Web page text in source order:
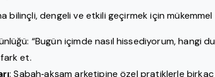
bilinçli, dengeli ve etkili geçirmek için
“Bugün içimde nasıl hissediyorum, hangi
fark et.
: Sabah‑akşam arketipine özel pratiklerle birkaç